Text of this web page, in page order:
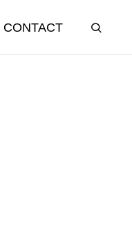
CONTACT